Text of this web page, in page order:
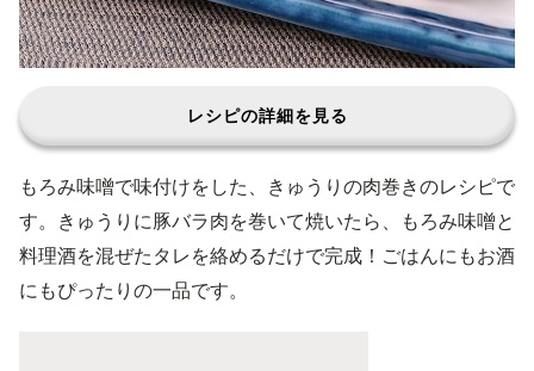
レシピの詳細を見る
もろみ味噌で味付けをした、きゅうりの肉巻きのレシピで
す。きゅうりに豚バラ肉を巻いて焼いたら、もろみ味噌と
料理酒を混ぜたタレを絡めるだけで完成！ごはんにもお酒
にもぴったりの一品です。